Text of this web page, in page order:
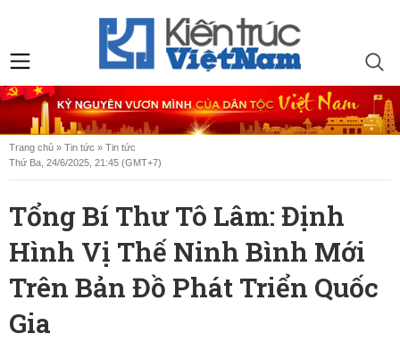
Trang chủ » Tin tức » Tin tức
Thứ Ba, 24/6/2025, 21:45 (GMT+7)
Tổng Bí Thư Tô Lâm: Định
Hình Vị Thế Ninh Bình Mới
Trên Bản Đồ Phát Triển Quốc
Gia